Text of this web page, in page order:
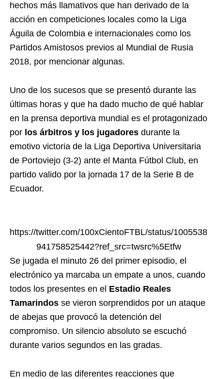
hechos más llamativos que han derivado de la
acción en competiciones locales como la Liga
Águila de Colombia e internacionales como los
Partidos Amistosos previos al Mundial de Rusia
2018, por mencionar algunas.
Uno de los sucesos que se presentó durante las
últimas horas y que ha dado mucho de qué hablar
en la prensa deportiva mundial es el protagonizado
por los árbitros y los jugadores durante la
emotivo victoria de la Liga Deportiva Universitaria
de Portoviejo (3-2) ante el Manta Fútbol Club, en
partido valido por la jornada 17 de la Serie B de
Ecuador.
https://twitter.com/100xCientoFTBL/status/1005538
941758525442?ref_src=twsrc%5Etfw
Se jugada el minuto 26 del primer episodio, el
electrónico ya marcaba un empate a unos, cuando
todos los presentes en el Estadio Reales
Tamarindos se vieron sorprendidos por un ataque
de abejas que provocó la detención del
compromiso. Un silencio absoluto se escuchó
durante varios segundos en las gradas.
En medio de las diferentes reacciones que